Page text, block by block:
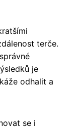
terče.
je
odhalit a
se i